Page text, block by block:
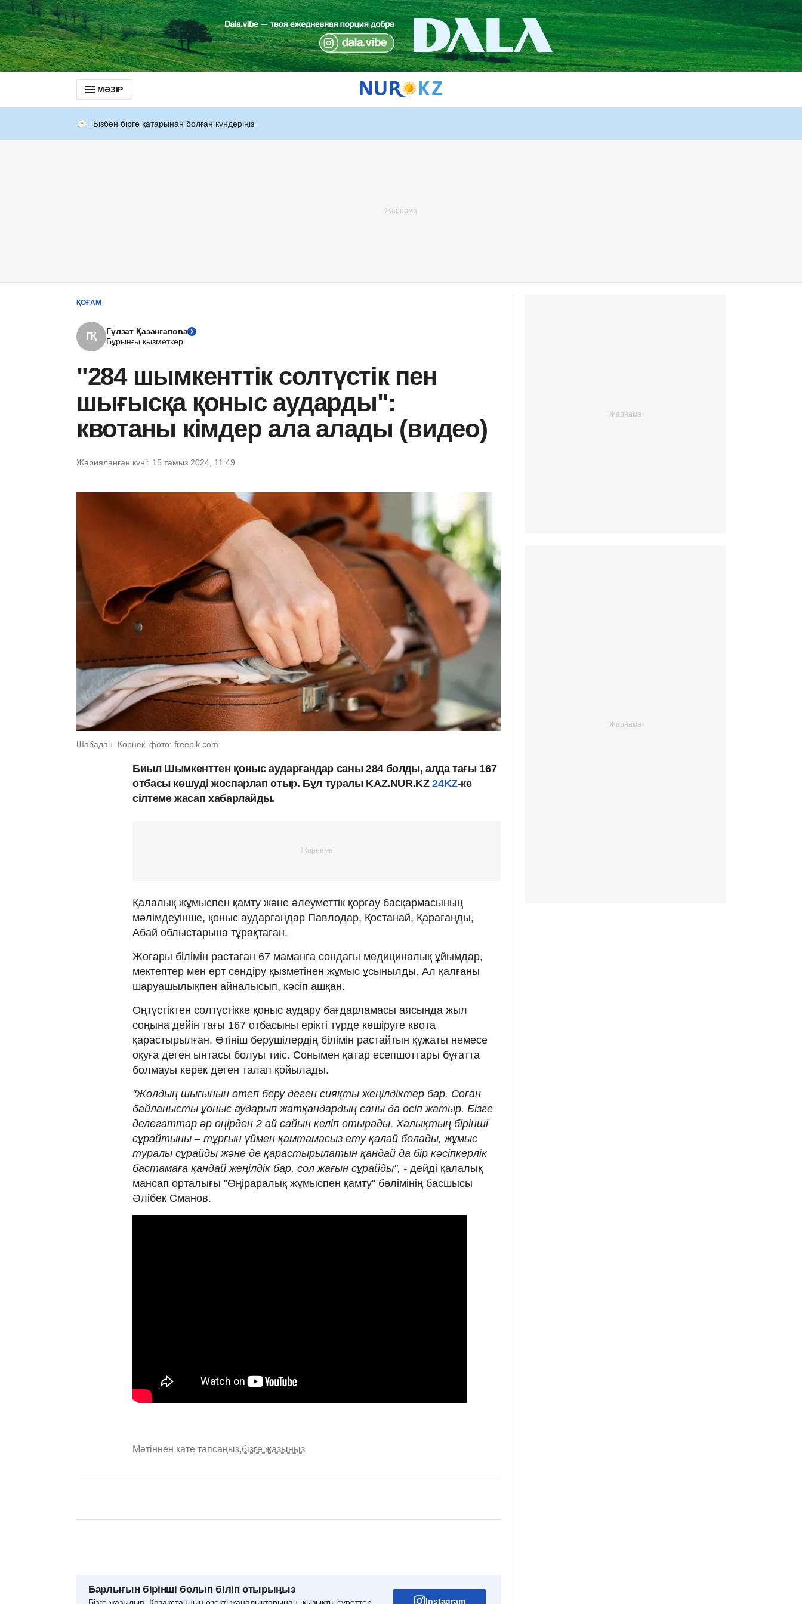
МӘЗІР
Бізбен бірге қатарынан болған күндеріңіз
ҚОҒАМ
ГҚ
Гүлзат Қазанғапова
Бұрынғы қызметкер
"284 шымкенттік солтүстік пен
шығысқа қоныс аударды":
квотаны кімдер ала алады (видео)
Жарияланған күні: 15 тамыз 2024, 11:49
Шабадан. Көрнекі фото: freepik.com
Биыл Шымкенттен қоныс аударғандар саны 284 болды, алда тағы 167
отбасы көшуді жоспарлап отыр. Бұл туралы KAZ.NUR.KZ24KZ-ке
сілтеме жасап хабарлайды.
Қалалық жұмыспен қамту және әлеуметтік қорғау басқармасының
мәлімдеуінше, қоныс аударғандар Павлодар, Қостанай, Қарағанды,
Абай облыстарына тұрақтаған.
Жоғары білімін растаған 67 маманға сондағы медициналық ұйымдар,
мектептер мен өрт сөндіру қызметінен жұмыс ұсынылды. Ал қалғаны
шаруашылықпен айналысып, кәсіп ашқан.
Оңтүстіктен солтүстікке қоныс аудару бағдарламасы аясында жыл
соңына дейін тағы 167 отбасыны ерікті түрде көшіруге квота
қарастырылған. Өтініш берушілердің білімін растайтын құжаты немесе
оқуға деген ынтасы болуы тиіс. Сонымен қатар есепшоттары бұғатта
болмауы керек деген талап қойылады.
"Жолдың шығынын өтеп беру деген сияқты жеңілдіктер бар. Соған
байланысты ұоныс аударып жатқандардың саны да өсіп жатыр. Бізге
делегаттар әр өңірден 2 ай сайын келіп отырады. Халықтың бірінші
сұрайтыны – тұрғын үймен қамтамасыз ету қалай болады, жұмыс
туралы сұрайды және де қарастырылатын қандай да бір кәсіпкерлік
бастамаға қандай жеңілдік бар, сол жағын сұрайды", - дейді қалалық
мансап орталығы "Өңіраралық жұмыспен қамту" бөлімінің басшысы
Әлібек Сманов.
Мәтіннен қате тапсаңыз,бізге жазыңыз
Барлығын бірінші болып біліп отырыңыз
Instagram